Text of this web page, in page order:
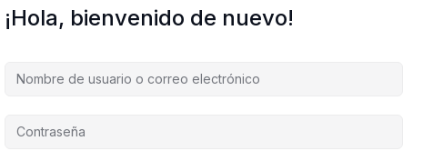
¡Hola, bienvenido de nuevo!